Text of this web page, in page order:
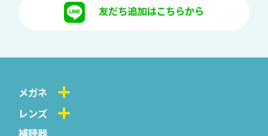
友だち追加はこちらから
メガネ
レンズ
補聴器